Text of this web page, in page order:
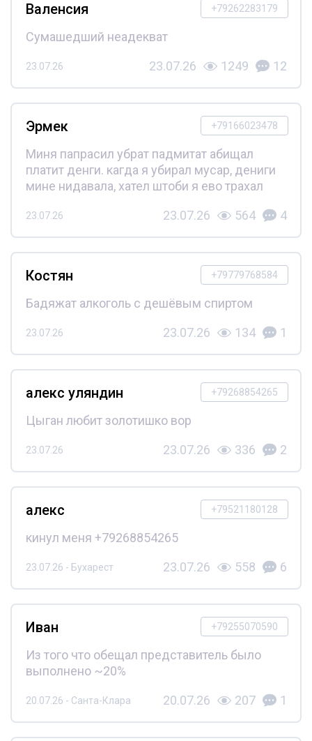
+79262283179
Валенсия
Сумашедший неадекват
23.07.26 23.07.26 1249 12
+79166023478
Эрмек
Миня папрасил убрат падмитат абищал
платит денги. кагда я убирал мусар, дениги
мине нидавала, хател штоби я ево трахал
23.07.26 23.07.26 564 4
+79779768584
Костян
Бадяжат алкоголь с дешёвым спиртом
23.07.26 23.07.26 134 1
+79268854265
алекс уляндин
Цыган любит золотишко вор
23.07.26 23.07.26 336 2
+79521180128
алекс
кинул меня +79268854265
23.07.26 - Бухарест 23.07.26 558 6
+79255070590
Иван
Из того что обещал представитель было
выполнено ~20%
20.07.26 - Санта-Клара 20.07.26 207 1